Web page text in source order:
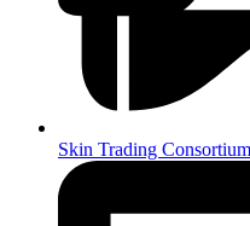
Skin Trading Consortium